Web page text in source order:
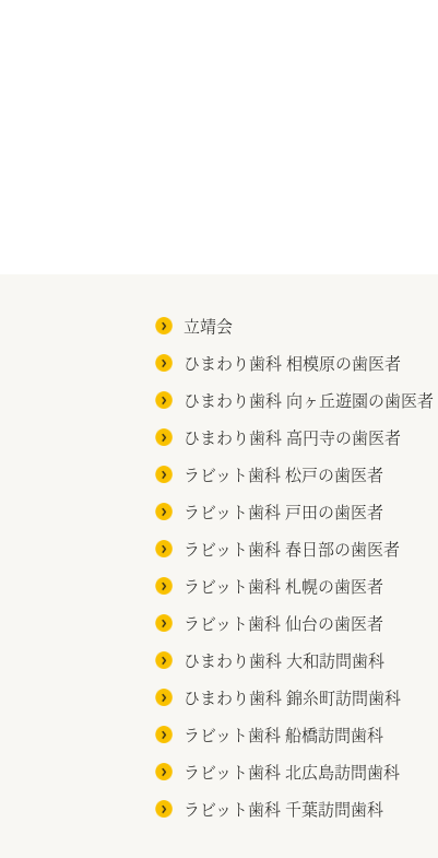
立靖会
ひまわり歯科 相模原の歯医者
ひまわり歯科 向ヶ丘遊園の歯医者
ひまわり歯科 高円寺の歯医者
ラビット歯科 松戸の歯医者
ラビット歯科 戸田の歯医者
ラビット歯科 春日部の歯医者
ラビット歯科 札幌の歯医者
ラビット歯科 仙台の歯医者
ひまわり歯科 大和訪問歯科
ひまわり歯科 錦糸町訪問歯科
ラビット歯科 船橋訪問歯科
ラビット歯科 北広島訪問歯科
ラビット歯科 千葉訪問歯科